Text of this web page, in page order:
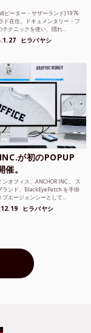
ピーター・サザーランド) 1976
ド在住。ドキュメンタリー・フ
テクニックを使い、隠れ...
ヒラバヤシ
が初のPOPUP
催。
オフィス、ANCHOR INC.。 ス
ランド、BlackEyePatch を手掛
ブエージェンシーとして...
ヒラバヤシ